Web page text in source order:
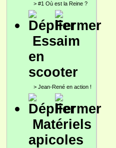
> #1 Où est la Reine ?
Essaim
en
scooter
> Jean-René en action !
Matériels
apicoles